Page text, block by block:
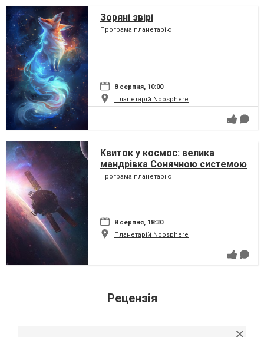
Зоряні звірі
Програма планетарію
8 серпня, 10:00
Планетарій Noosphere
Квиток у космос: велика
мандрівка Сонячною системою
Програма планетарію
8 серпня, 18:30
Планетарій Noosphere
Рецензія